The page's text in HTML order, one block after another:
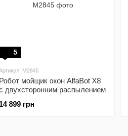
5
M2845
Робот мойщик окон AlfaBot X8
двухсторонним распылением
14 899 грн